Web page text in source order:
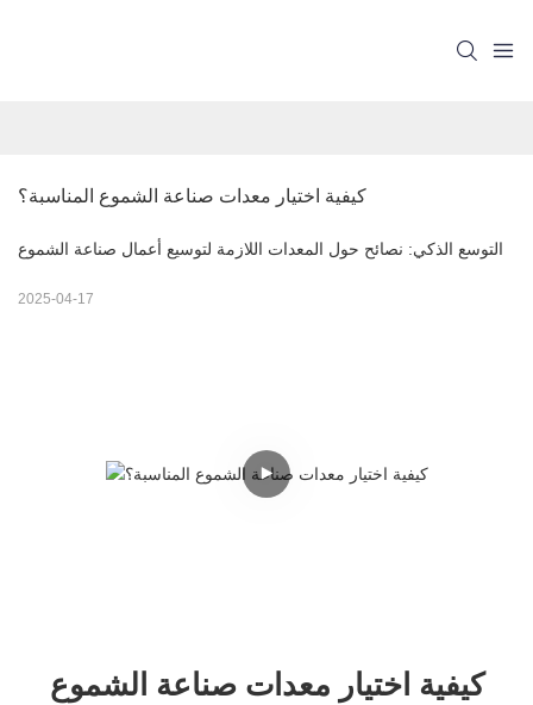
كيفية اختيار معدات صناعة الشموع المناسبة؟
التوسع الذكي: نصائح حول المعدات اللازمة لتوسيع أعمال صناعة الشموع
2025-04-17
كيفية اختيار معدات صناعة الشموع